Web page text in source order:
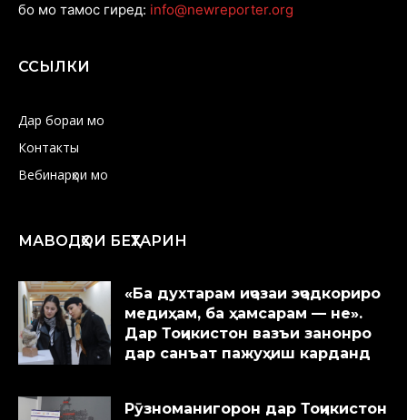
бо мо тамос гиред: info@newreporter.org
ССЫЛКИ
Дар бораи мо
Контакты
Вебинарҳои мо
МАВОДҲОИ БЕҲТАРИН
«Ба духтарам иҷозаи эҷодкориро
медиҳам, ба ҳамсарам — не».
Дар Тоҷикистон вазъи занонро
дар санъат пажуҳиш карданд
Рӯзноманигорон дар Тоҷикистон